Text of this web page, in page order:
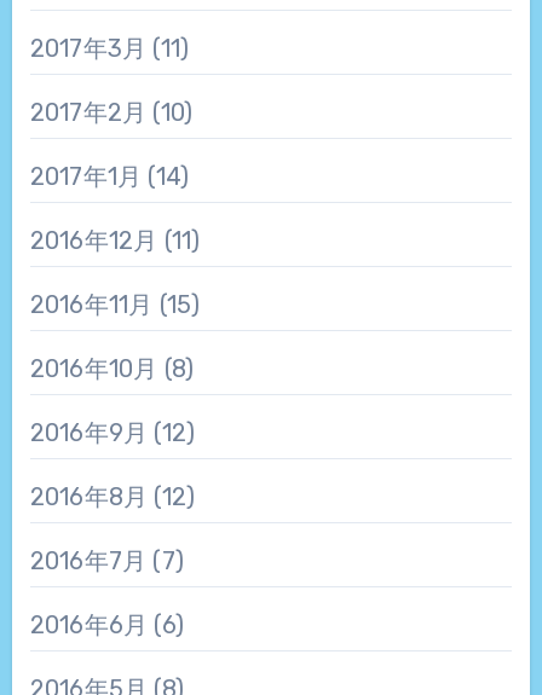
2017年3月 (11)
2017年2月 (10)
2017年1月 (14)
2016年12月 (11)
2016年11月 (15)
2016年10月 (8)
2016年9月 (12)
2016年8月 (12)
2016年7月 (7)
2016年6月 (6)
2016年5月 (8)